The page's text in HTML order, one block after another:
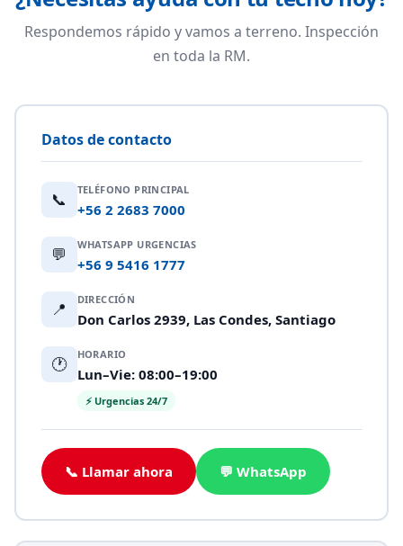
Respondemos rápido y vamos a terreno. Inspección
en toda la RM.
Datos de contacto
📞 TELÉFONO PRINCIPAL
+56 2 2683 7000
💬 WHATSAPP URGENCIAS
+56 9 5416 1777
📍 DIRECCIÓN
Don Carlos 2939, Las Condes, Santiago
🕐 HORARIO
Lun–Vie: 08:00–19:00
⚡ Urgencias 24/7
📞 Llamar ahora 💬 WhatsApp